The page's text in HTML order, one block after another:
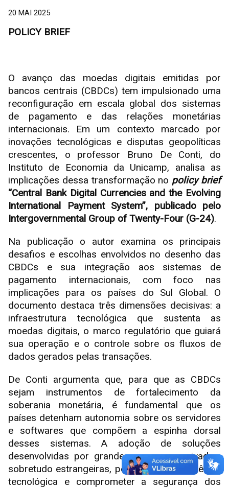
20 MAI 2025
POLICY BRIEF
O avanço das moedas digitais emitidas por
bancos centrais (CBDCs) tem impulsionado uma
reconfiguração em escala global dos sistemas
de pagamento e das relações monetárias
internacionais. Em um contexto marcado por
inovações tecnológicas e disputas geopolíticas
crescentes, o professor Bruno De Conti, do
Instituto de Economia da Unicamp, analisa as
implicações dessa transformação no policy brief
“Central Bank Digital Currencies and the Evolving
International Payment System”, publicado pelo
Intergovernmental Group of Twenty-Four (G-24).
Na publicação o autor examina os principais
desafios e escolhas envolvidos no desenho das
CBDCs e sua integração aos sistemas de
pagamento internacionais, com foco nas
implicações para os países do Sul Global. O
documento destaca três dimensões decisivas: a
infraestrutura tecnológica que sustenta as
moedas digitais, o marco regulatório que guiará
sua operação e o controle sobre os fluxos de
dados gerados pelas transações.
De Conti argumenta que, para que as CBDCs
sejam instrumentos de fortalecimento da
soberania monetária, é fundamental que os
países detenham autonomia sobre os servidores
e softwares que compõem a espinha dorsal
desses sistemas. A adoção de soluções
desenvolvidas por grandes empresas privadas,
sobretudo estrangeiras, pode gerar dependência
tecnológica e comprometer a segurança dos